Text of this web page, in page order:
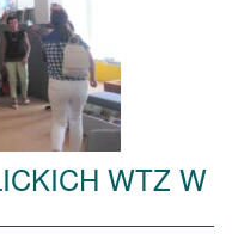
WTZ W